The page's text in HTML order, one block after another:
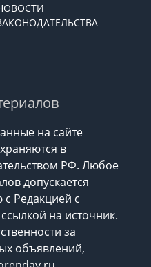
на сайте
в
РФ. Любое
допускается
Редакцией с
на источник.
за
объявлений,